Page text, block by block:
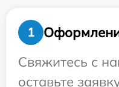
1
Свяжитесь с
оставьте